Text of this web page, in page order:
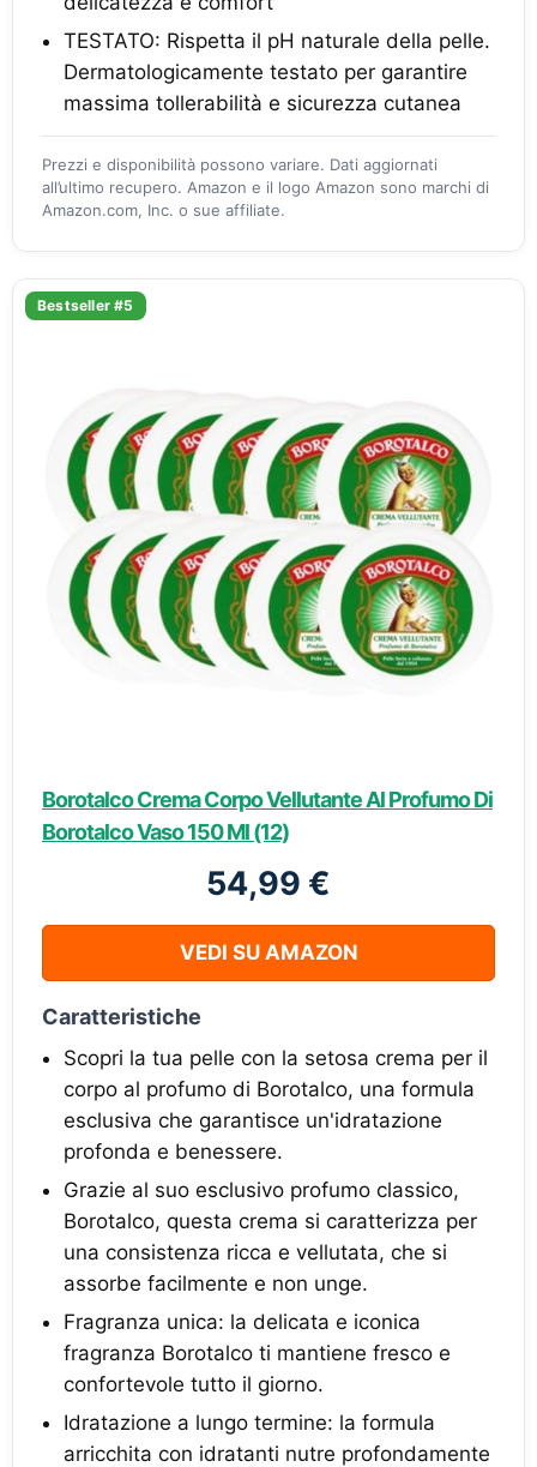
TESTATO: Rispetta il pH naturale della pelle.
Dermatologicamente testato per garantire
massima tollerabilità e sicurezza cutanea
Prezzi e disponibilità possono variare. Dati aggiornati
all’ultimo recupero. Amazon e il logo Amazon sono marchi di
Amazon.com, Inc. o sue affiliate.
Bestseller #5
Borotalco Crema Corpo Vellutante Al Profumo Di
Borotalco Vaso 150 Ml (12)
54,99 €
VEDI SU AMAZON
Caratteristiche
Scopri la tua pelle con la setosa crema per il
corpo al profumo di Borotalco, una formula
esclusiva che garantisce un'idratazione
profonda e benessere.
Grazie al suo esclusivo profumo classico,
Borotalco, questa crema si caratterizza per
una consistenza ricca e vellutata, che si
assorbe facilmente e non unge.
Fragranza unica: la delicata e iconica
fragranza Borotalco ti mantiene fresco e
confortevole tutto il giorno.
Idratazione a lungo termine: la formula
arricchita con idratanti nutre profondamente